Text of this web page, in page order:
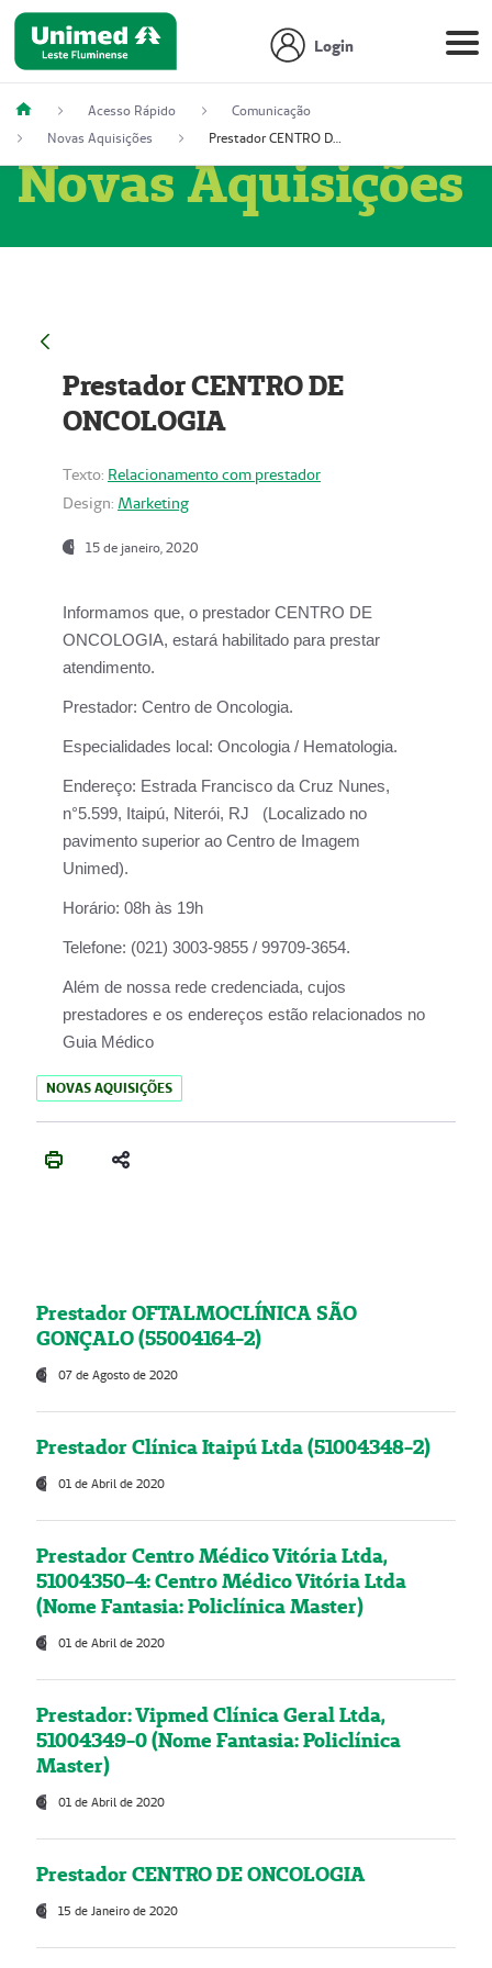
Login
Acesso Rápido
Comunicação
Novas Aquisições
Prestador CENTRO DE ONCOLOGIA
Novas Aquisições
Prestador CENTRO DE
ONCOLOGIA
Texto: Relacionamento com prestador
Design: Marketing
15 de janeiro, 2020
Informamos que, o prestador CENTRO DE
ONCOLOGIA, estará habilitado para prestar
atendimento.
Prestador: Centro de Oncologia.
Especialidades local: Oncologia / Hematologia.
Endereço: Estrada Francisco da Cruz Nunes,
n°5.599, Itaipú, Niterói, RJ (Localizado no
pavimento superior ao Centro de Imagem
Unimed).
Horário: 08h às 19h
Telefone: (021) 3003-9855 / 99709-3654.
Além de nossa rede credenciada, cujos
prestadores e os endereços estão relacionados no
Guia Médico
NOVAS AQUISIÇÕES
Prestador OFTALMOCLÍNICA SÃO
GONÇALO (55004164-2)
07 de Agosto de 2020
Prestador Clínica Itaipú Ltda (51004348-2)
01 de Abril de 2020
Prestador Centro Médico Vitória Ltda,
51004350-4: Centro Médico Vitória Ltda
(Nome Fantasia: Policlínica Master)
01 de Abril de 2020
Prestador: Vipmed Clínica Geral Ltda,
51004349-0 (Nome Fantasia: Policlínica
Master)
01 de Abril de 2020
Prestador CENTRO DE ONCOLOGIA
15 de Janeiro de 2020